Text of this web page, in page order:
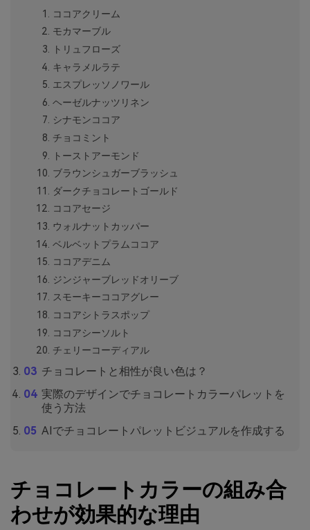
ココアクリーム
モカマーブル
トリュフローズ
キャラメルラテ
エスプレッソノワール
ヘーゼルナッツリネン
シナモンココア
チョコミント
トーストアーモンド
ブラウンシュガーブラッシュ
ダークチョコレートゴールド
ココアセージ
ウォルナットカッパー
ベルベットプラムココア
ココアデニム
ジンジャーブレッドオリーブ
スモーキーココアグレー
ココアシトラスポップ
ココアシーソルト
チェリーコーディアル
チョコレートと相性が良い色は？
実際のデザインでチョコレートカラーパレットを
使う方法
AIでチョコレートパレットビジュアルを作成する
チョコレートカラーの組み合
わせが効果的な理由